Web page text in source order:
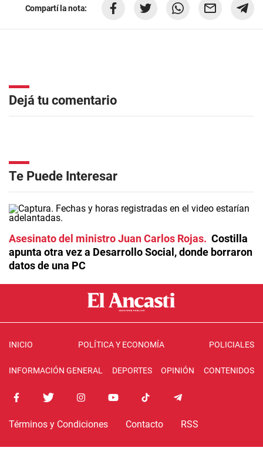
Compartí la nota:
Dejá tu comentario
Te Puede Interesar
Asesinato del ministro Juan Carlos Rojas
Costilla
apunta otra vez a Desarrollo Social, donde borraron
datos de una PC
INICIO POLÍTICA Y ECONOMÍA POLICIALES
INFORMACIÓN GENERAL DEPORTES OPINIÓN CONTENIDOS
Términos y Condiciones Contacto RSS